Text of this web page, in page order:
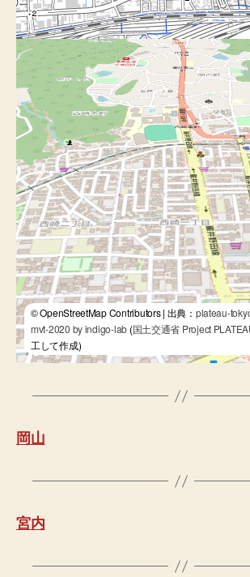
© OpenStreetMap Contributors | 出典： plateau-
mvt-2020 by indigo-lab (国土交通省 Project
工して作成)
岡山
宮内